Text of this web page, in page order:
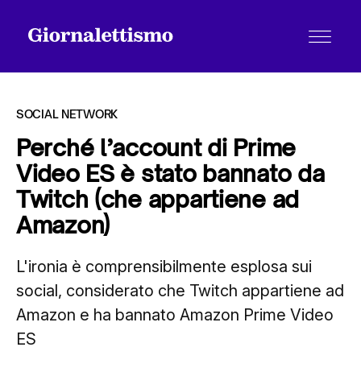
Tutti gli articoli
Contatti
SOCIAL NETWORK
Perché l’account di Prime
Video ES è stato bannato da
Twitch (che appartiene ad
Amazon)
L'ironia è comprensibilmente esplosa sui
social, considerato che Twitch appartiene ad
Amazon e ha bannato Amazon Prime Video
ES